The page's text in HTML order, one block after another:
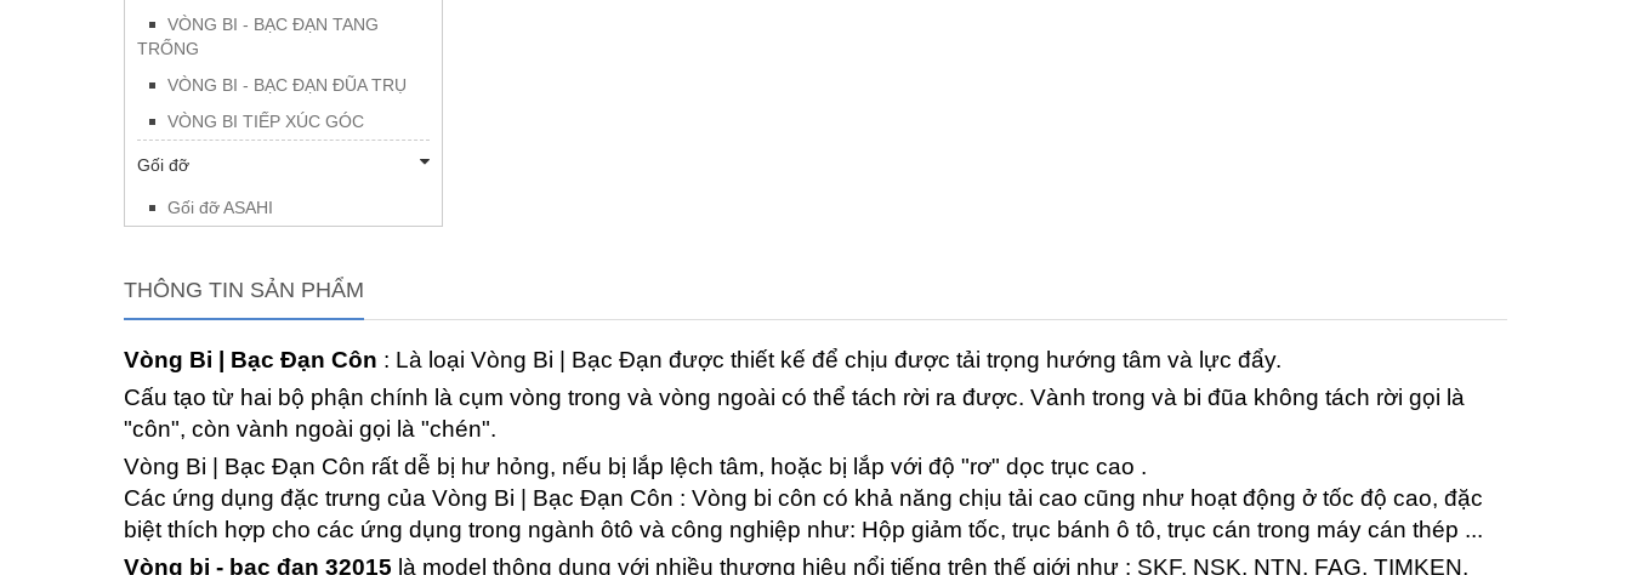
VÒNG BI - BẠC ĐẠN TANG
TRỐNG
VÒNG BI - BẠC ĐẠN ĐŨA TRỤ
VÒNG BI TIẾP XÚC GÓC
Gối đỡ
Gối đỡ ASAHI
THÔNG TIN SẢN PHẨM
Vòng Bi | Bạc Đạn Côn : Là loại Vòng Bi | Bạc Đạn được thiết kế để chịu được tải trọng hướng tâm và lực đẩy.
Cấu tạo từ hai bộ phận chính là cụm vòng trong và vòng ngoài có thể tách rời ra được. Vành trong và bi đũa không tách rời gọi là
"côn", còn vành ngoài gọi là "chén".
Vòng Bi | Bạc Đạn Côn rất dễ bị hư hỏng, nếu bị lắp lệch tâm, hoặc bị lắp với độ "rơ" dọc trục cao .
Các ứng dụng đặc trưng của Vòng Bi | Bạc Đạn Côn : Vòng bi côn có khả năng chịu tải cao cũng như hoạt động ở tốc độ cao, đặc
biệt thích hợp cho các ứng dụng trong ngành ôtô và công nghiệp như: Hộp giảm tốc, trục bánh ô tô, trục cán trong máy cán thép ...
Vòng bi - bạc đạn 32015 là model thông dụng với nhiều thương hiệu nổi tiếng trên thế giới như : SKF, NSK, NTN, FAG, TIMKEN,